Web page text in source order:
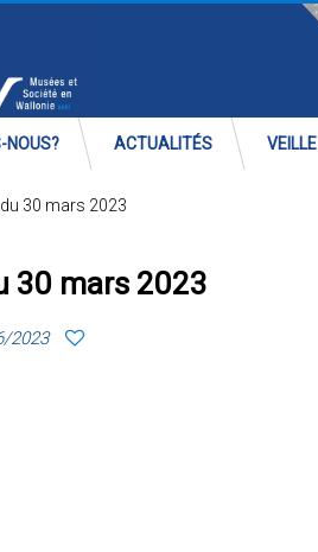
NOUS? ACTUALITÉS VEILLE
du 30 mars 2023
30 mars 2023
2023